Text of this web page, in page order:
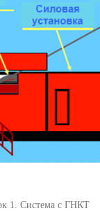
1. Система с ГНКТ